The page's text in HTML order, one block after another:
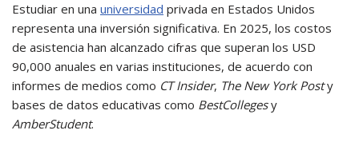
Estudiar en una universidad privada en Estados Unidos
representa una inversión significativa. En 2025, los costos
de asistencia han alcanzado cifras que superan los USD
90,000 anuales en varias instituciones, de acuerdo con
informes de medios como CT Insider, The New York Posty
bases de datos educativas como BestCollegesy
AmberStudent.